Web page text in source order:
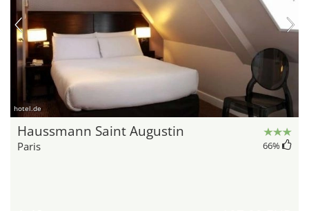
hotel.de
Haussmann Saint Augustin
Paris 66%